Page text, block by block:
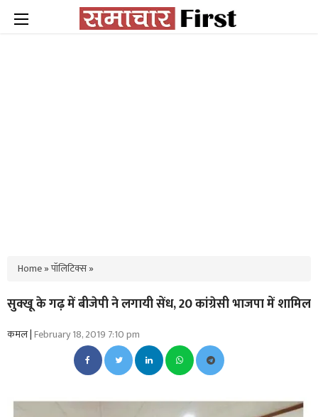
Home»पॉलिटिक्स»
सुक्खू के गढ़ में बीजेपी ने लगायी सेंध, 20 कांग्रेसी भाजपा में शामिल
कमल |February 18, 2019 7:10 pm